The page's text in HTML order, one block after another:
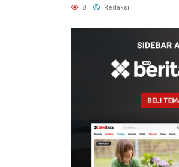
Bandung Wonosegoro 2 di
8 Redaksi
12 jam lalu
SMSI Eks
Karesidenan
Pati